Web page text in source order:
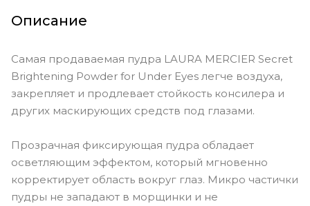
Описание
Самая продаваемая пудра LAURA MERCIER Secret
Brightening Powder for Under Eyes легче воздуха,
закрепляет и продлевает стойкость консилера и
других маскирующих средств под глазами.
Прозрачная фиксирующая пудра обладает
осветляющим эффектом, который мгновенно
корректирует область вокруг глаз. Микро частички
пудры не западают в морщинки и не